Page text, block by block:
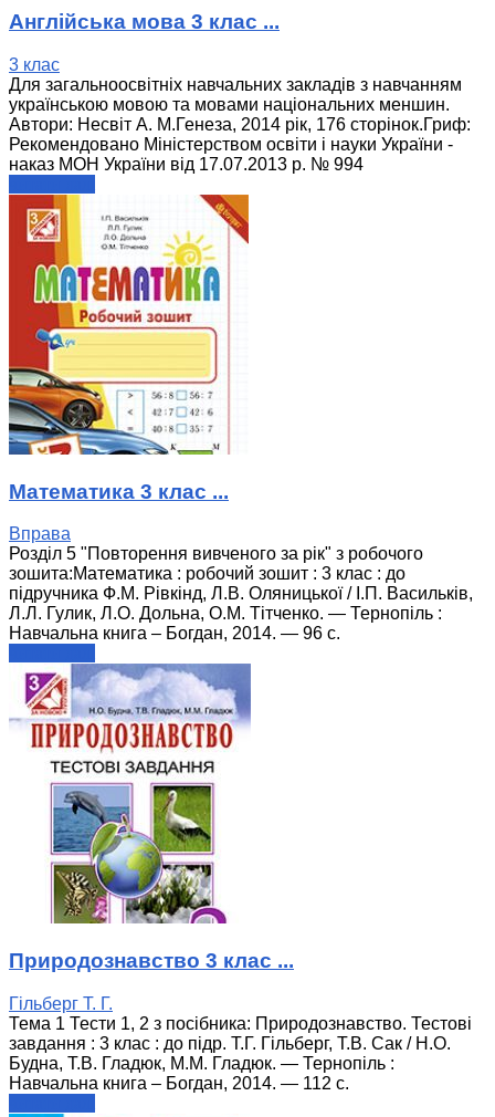
Англійська мова 3 клас ...
3 клас
Для загальноосвітніх навчальних закладів з навчанням
українською мовою та мовами національних меншин.
Автори: Несвіт А. М.Генеза, 2014 рік, 176 сторінок.Гриф:
Рекомендовано Міністерством освіти і науки України -
наказ МОН України від 17.07.2013 р. № 994
Математика 3 клас ...
Вправа
Розділ 5 "Повторення вивченого за рік" з робочого
зошита:Математика : робочий зошит : 3 клас : до
підручника Ф.М. Рівкінд, Л.В. Оляницької / І.П. Васильків,
Л.Л. Гулик, Л.О. Дольна, О.М. Тітченко. — Тернопіль :
Навчальна книга – Богдан, 2014. — 96 с.
Природознавство 3 клас ...
Гільберг Т. Г.
Тема 1 Тести 1, 2 з посібника: Природознавство. Тестові
завдання : 3 клас : до підр. Т.Г. Гільберг, Т.В. Сак / Н.О.
Будна, Т.В. Гладюк, М.М. Гладюк. — Тернопіль :
Навчальна книга – Богдан, 2014. — 112 с.